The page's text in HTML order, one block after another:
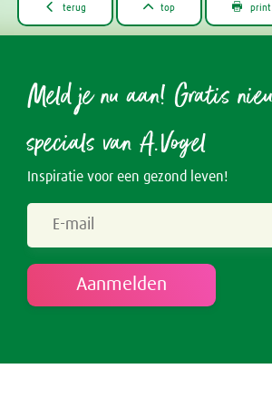
 terug  top  print
Meld je nu aan! Gratis
specials van A.Vogel
Inspiratie voor een gezond leven!